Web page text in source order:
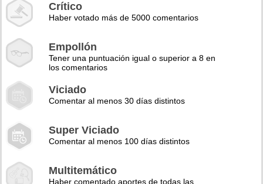
Crítico
Haber votado más de 5000 comentarios
Empollón
Tener una puntuación igual o superior a 8 en
los comentarios
Viciado
Comentar al menos 30 días distintos
Super Viciado
Comentar al menos 100 días distintos
Multitemático
Haber comentado aportes de todas las